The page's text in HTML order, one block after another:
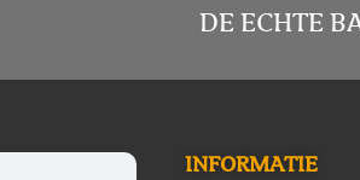
DE ECHTE
INFORMATIE